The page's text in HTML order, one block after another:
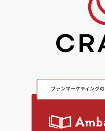
ファンマーケティング